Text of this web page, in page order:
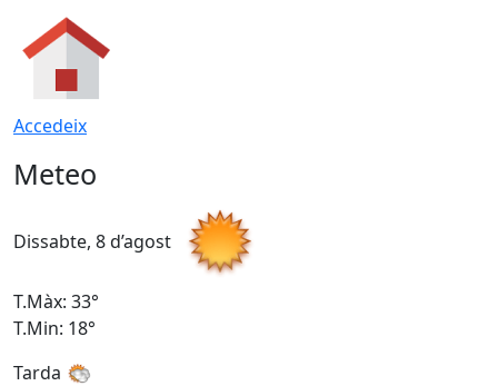
Accedeix
Meteo
Dissabte, 8 d’agost
T.Màx: 33°
T.Min: 18°
Tarda